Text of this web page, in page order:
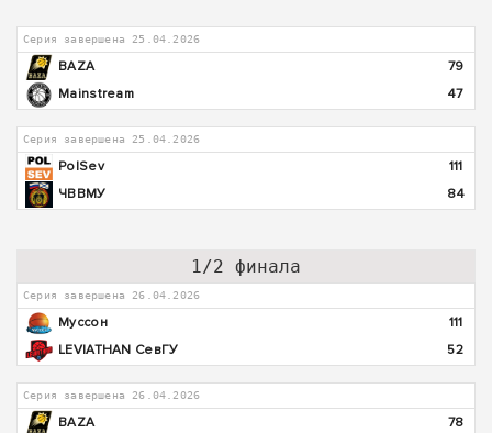
Серия завершена 25.04.2026
BAZA
79
Mainstream
47
Серия завершена 25.04.2026
PolSev
111
ЧВВМУ
84
1/2 финала
Серия завершена 26.04.2026
Муссон
111
LEVIATHAN СевГУ
52
Серия завершена 26.04.2026
BAZA
78